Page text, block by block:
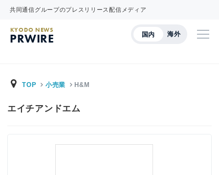
共同通信グループのプレスリリース配信メディア
国内 海外
KYODO NEWS
PRWIRE
TOP 小売業 H&M
エイチアンドエム